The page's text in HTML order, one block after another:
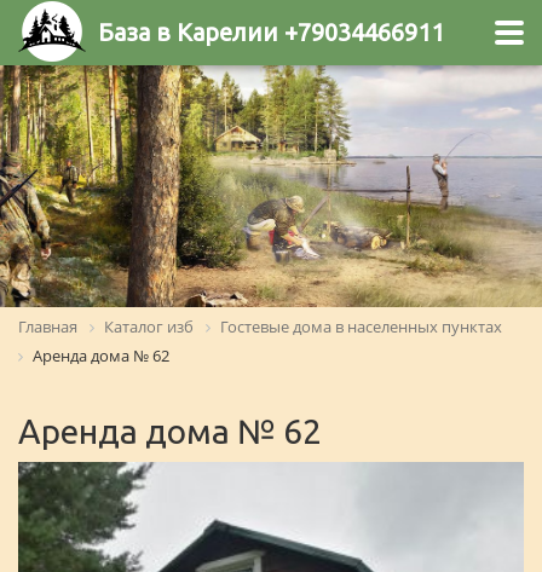
База в Карелии +79034466911
Главная Каталог изб
Гостевые дома в населенных пунктах
Аренда дома № 62
Аренда дома № 62